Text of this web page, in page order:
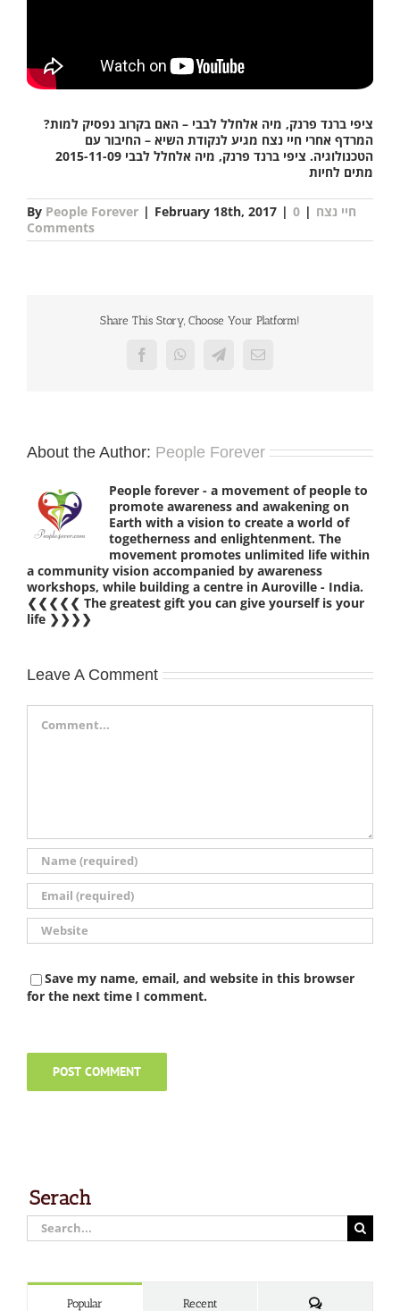
ציפי ברנד פרנק, מיה אלחלל לבבי – האם בקרוב נפסיק למות?
המרדף אחרי חיי נצח מגיע לנקודת השיא – החיבור עם
הטכנולוגיה. ציפי ברנד פרנק, מיה אלחלל לבבי 2015-11-09
מתים לחיות
By People Forever | February 18th, 2017 | חיי נצח |
0
Comments
Share This Story, Choose Your Platform!
FacebookWhatsAppTelegramEmail
About the Author: People Forever
People forever - a movement of people to
promote awareness and awakening on
Earth with a vision to create a world of
togetherness and enlightenment. The
movement promotes unlimited life within
a community vision accompanied by awareness
workshops, while building a centre in Auroville - India.
❮❮❮❮❮ The greatest gift you can give yourself is your
life ❯❯❯❯
Leave A Comment
Comment
Save my name, email, and website in this browser
for the next time I comment.
Serach
Search
for:
Popular Recent Comments